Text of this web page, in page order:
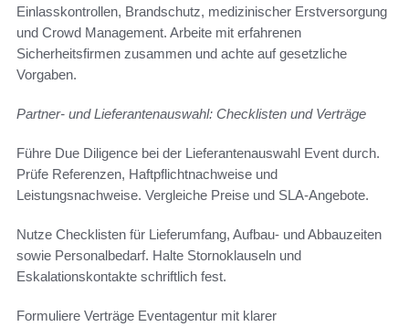
Einlasskontrollen, Brandschutz, medizinischer Erstversorgung
und Crowd Management. Arbeite mit erfahrenen
Sicherheitsfirmen zusammen und achte auf gesetzliche
Vorgaben.
Partner- und Lieferantenauswahl: Checklisten und Verträge
Führe Due Diligence bei der Lieferantenauswahl Event durch.
Prüfe Referenzen, Haftpflichtnachweise und
Leistungsnachweise. Vergleiche Preise und SLA-Angebote.
Nutze Checklisten für Lieferumfang, Aufbau- und Abbauzeiten
sowie Personalbedarf. Halte Stornoklauseln und
Eskalationskontakte schriftlich fest.
Formuliere Verträge Eventagentur mit klarer